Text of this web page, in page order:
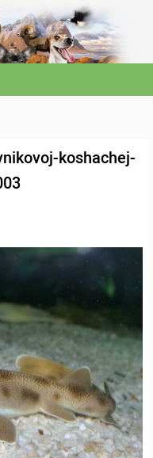
koshachej-